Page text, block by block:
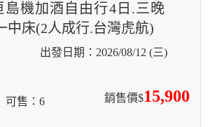
島機加酒自由行4日.三晚
中床(2人成行.台灣虎航)
2026/08/12 (三)
銷售價$15,900
可售 6